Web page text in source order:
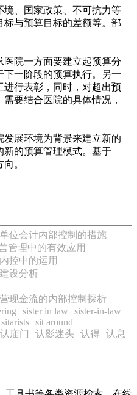
、国家政策、不可抗力等
与预算目标的差额等。部
院一方面要建立起预算分
一阶段的预算执行。另一
行表彰，同时，对超出预
要结合医院的具体情况，
展环境为背景来建立新的
新的预算管理模式。基于
。
位会计内部控制的措施
管理中的有效应用
控中的运用
设分析
现金流的内部控制探析
sister in law
sister-in-law
sitarists sit around
认庙门 认影迷头 认得
认息